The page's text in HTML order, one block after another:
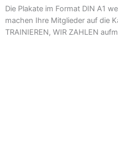
Die Plakate im Format DIN A1
machen Ihre Mitglieder auf die
TRAINIEREN, WIR ZAHLEN